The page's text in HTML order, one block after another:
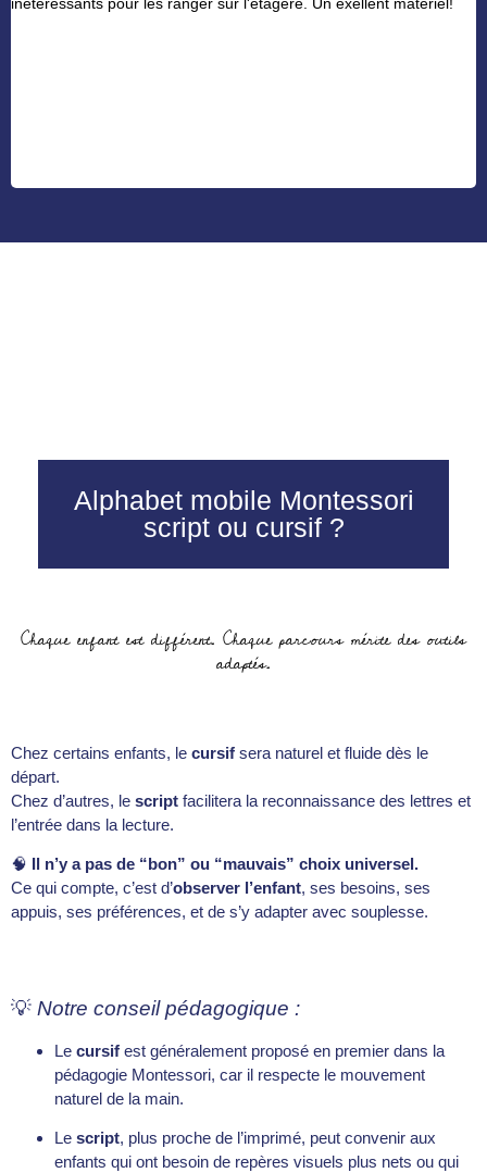
inéteressants pour les ranger sur l'étagère. Un exellent matériel!
Alphabet mobile Montessori
script ou cursif ?
Chaque enfant est différent. Chaque parcours mérite des outils
adaptés.
Chez certains enfants, le cursif sera naturel et fluide dès le
départ.
Chez d’autres, le script facilitera la reconnaissance des lettres et
l’entrée dans la lecture.
🧠 Il n’y a pas de “bon” ou “mauvais” choix universel.
Ce qui compte, c’est d’observer l’enfant, ses besoins, ses
appuis, ses préférences, et de s’y adapter avec souplesse.
💡 Notre conseil pédagogique :
Le cursif est généralement proposé en premier dans la
pédagogie Montessori, car il respecte le mouvement
naturel de la main.
Le script, plus proche de l’imprimé, peut convenir aux
enfants qui ont besoin de repères visuels plus nets ou qui